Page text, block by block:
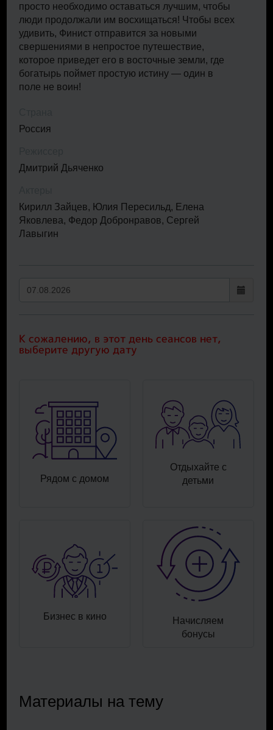
просто необходимо оставаться лучшим, чтобы
люди продолжали им восхищаться! Чтобы всех
удивить, Финист отправится за новыми
свершениями в непростое путешествие,
которое приведет его в восточные земли, где
богатырь поймет простую истину — один в
поле не воин!
Россия
Дмитрий Дьяченко
Кирилл Зайцев, Юлия Пересильд, Елена
Яковлева, Федор Добронравов, Сергей
Лавыгин
К сожалению, в этот день сеансов нет,
выберите другую дату
Рядом с домом
Отдыхайте с
детьми
Бизнес в кино
Начисляем
бонусы
Материалы на тему